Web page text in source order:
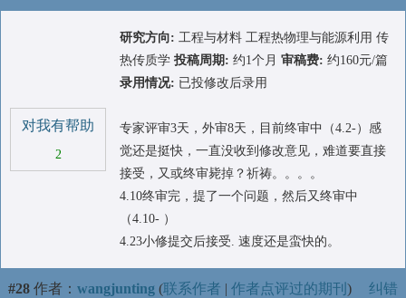
对我有帮助
2
研究方向: 工程与材料 工程热物理与能源利用 传
热传质学 投稿周期: 约1个月 审稿费: 约160元/篇
录用情况: 已投修改后录用
专家评审3天，外审8天，目前终审中（4.2-）感
觉还是挺快，一直没收到修改意见，难道要直接
接受，又或终审毙掉？祈祷。。。。
4.10终审完，提了一个问题，然后又终审中
（4.10- ）
4.23小修提交后接受. 速度还是蛮快的。
#28 作者： wangjunting (联系作者 | 作者点评过的期刊 )
纠错